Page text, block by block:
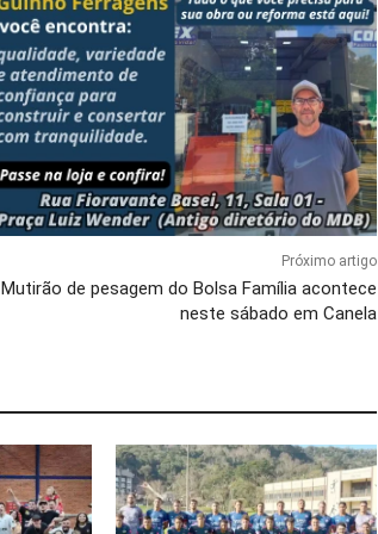
Próximo artigo
Mutirão de pesagem do Bolsa Família acontece
neste sábado em Canela